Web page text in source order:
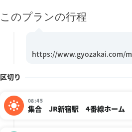
このプランの行程
区切り
08:45
集合 JR新宿駅 4番線ホーム